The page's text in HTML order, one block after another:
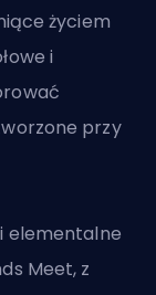
życiem
i
przy
elementalne
Meet, z